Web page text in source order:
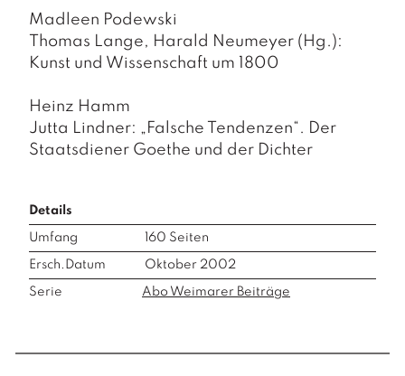
Madleen Podewski
Thomas Lange, Harald Neumeyer (Hg.):
Kunst und Wissenschaft um 1800
Heinz Hamm
Jutta Lindner: „Falsche Tendenzen“. Der
Staatsdiener Goethe und der Dichter
Details
Umfang 160 Seiten
Ersch.Datum Oktober 2002
Serie Abo Weimarer Beiträge